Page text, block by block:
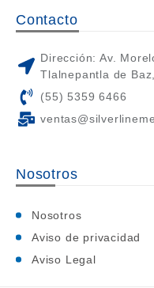
Contacto
Dirección: Av.
Tlalnepantla de
(55) 5359 6466
Nosotros
Nosotros
Aviso de privacidad
Aviso Legal